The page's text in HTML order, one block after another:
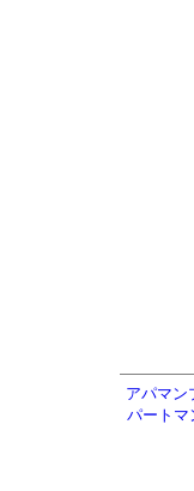
アパマン
パートマ